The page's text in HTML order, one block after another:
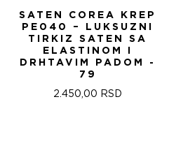
SATEN COREA KREP
PE040 – LUKSUZNI
TIRKIZ SATEN SA
ELASTINOM I
DRHTAVIM PADOM -
79
2.450,00 RSD